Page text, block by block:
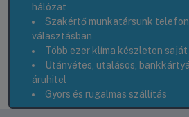
hálózat
Szakértő munkatársunk
választásban
Több ezer klíma készleten
Utánvétes, utalásos,
áruhitel
Gyors és rugalmas szállítás